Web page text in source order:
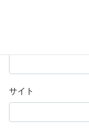
サイト